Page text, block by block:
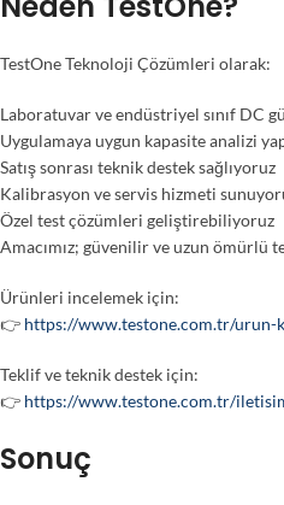
TestOne Teknoloji Çözümleri olarak:
Laboratuvar ve endüstriyel sınıf DC
Uygulamaya uygun kapasite analizi
Satış sonrası teknik destek sağlıyoruz
Kalibrasyon ve servis hizmeti
Özel test çözümleri geliştirebiliyoruz
Amacımız; güvenilir ve uzun ömürlü
Ürünleri incelemek için:
👉 https://www.testone.com.tr/
Teklif ve teknik destek için:
👉 https://www.testone.com.tr/
Sonuç